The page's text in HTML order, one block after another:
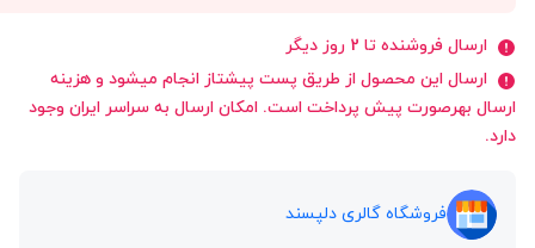
ارسال فروشنده تا 2 روز دیگر
ارسال این محصول از طریق پست پیشتاز انجام میشود و هزینه
ارسال بهرصورت پیش پرداخت است. امکان ارسال به سراسر ایران وجود
دارد.
فروشگاه گالری دلپسند